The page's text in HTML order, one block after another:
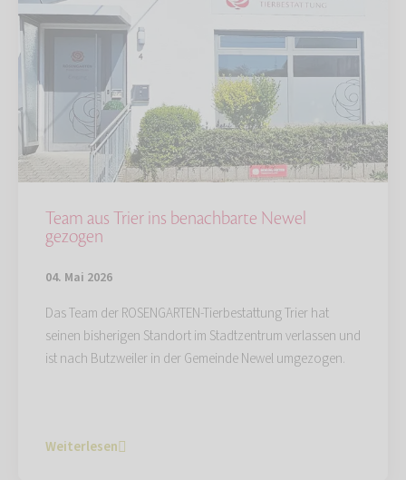
Team aus Trier ins benachbarte Newel
gezogen
04. Mai 2026
Das Team der ROSENGARTEN-Tierbestattung Trier hat
seinen bisherigen Standort im Stadtzentrum verlassen und
ist nach Butzweiler in der Gemeinde Newel umgezogen.
Weiterlesen